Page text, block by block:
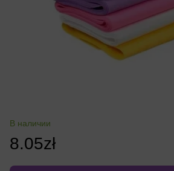
В наличии
8.05zł